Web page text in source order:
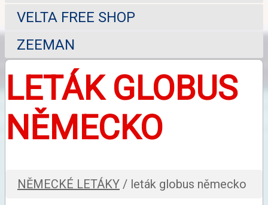
VELTA FREE SHOP
ZEEMAN
LETÁK GLOBUS
NĚMECKO
NĚMECKÉ LETÁKY / leták globus německo